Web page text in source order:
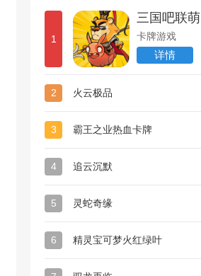
1
三国吧联萌
卡牌游戏
详情
2 火云极品
3 霸王之业热血卡牌
4 追云沉默
5 灵蛇奇缘
6 精灵宝可梦火红绿叶